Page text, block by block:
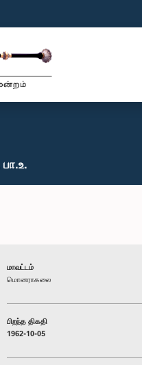
மாவட்டம்
மொனராகலை
பிறந்த திகதி
1962-10-05